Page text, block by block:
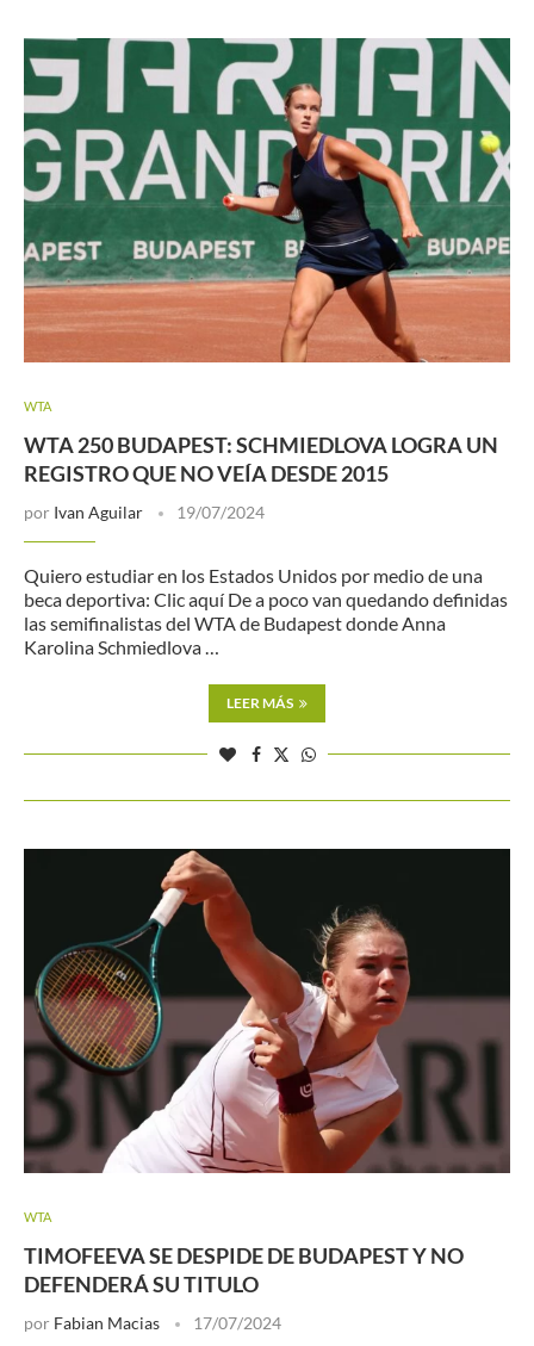
WTA
WTA 250 BUDAPEST: SCHMIEDLOVA LOGRA UN
REGISTRO QUE NO VEÍA DESDE 2015
por Ivan Aguilar 19/07/2024
Quiero estudiar en los Estados Unidos por medio de una
beca deportiva: Clic aquí De a poco van quedando definidas
las semifinalistas del WTA de Budapest donde Anna
Karolina Schmiedlova …
LEER MÁS
WTA
TIMOFEEVA SE DESPIDE DE BUDAPEST Y NO
DEFENDERÁ SU TITULO
por Fabian Macias 17/07/2024